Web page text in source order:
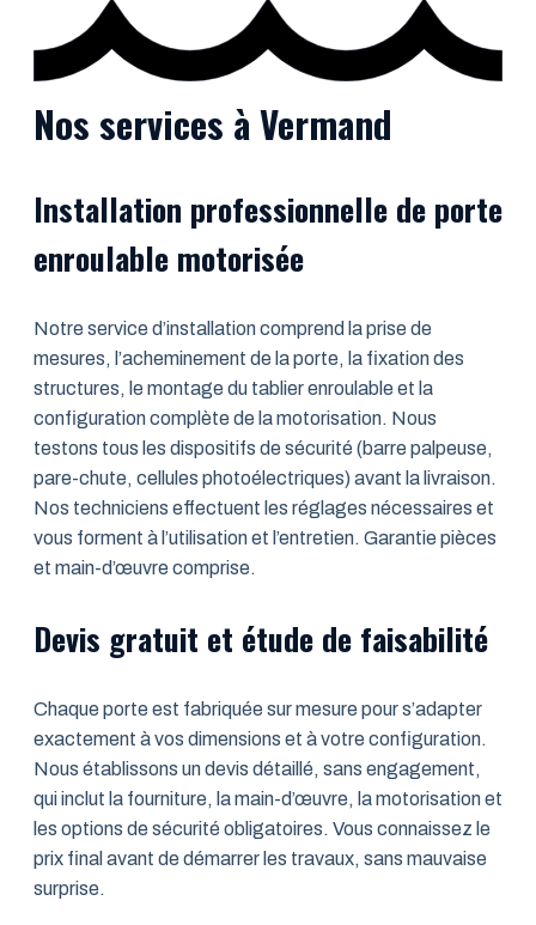
Nos services à Vermand
Installation professionnelle de porte
enroulable motorisée
Notre service d’installation comprend la prise de
mesures, l’acheminement de la porte, la fixation des
structures, le montage du tablier enroulable et la
configuration complète de la motorisation. Nous
testons tous les dispositifs de sécurité (barre palpeuse,
pare-chute, cellules photoélectriques) avant la livraison.
Nos techniciens effectuent les réglages nécessaires et
vous forment à l’utilisation et l’entretien. Garantie pièces
et main-d’œuvre comprise.
Devis gratuit et étude de faisabilité
Chaque porte est fabriquée sur mesure pour s’adapter
exactement à vos dimensions et à votre configuration.
Nous établissons un devis détaillé, sans engagement,
qui inclut la fourniture, la main-d’œuvre, la motorisation et
les options de sécurité obligatoires. Vous connaissez le
prix final avant de démarrer les travaux, sans mauvaise
surprise.